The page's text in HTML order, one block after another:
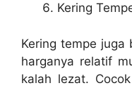
Kering
Kering tempe juga
harganya relatif
kalah lezat.